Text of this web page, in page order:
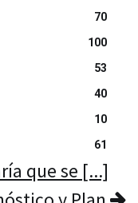
70
100
53
40
10
61
que se [...]